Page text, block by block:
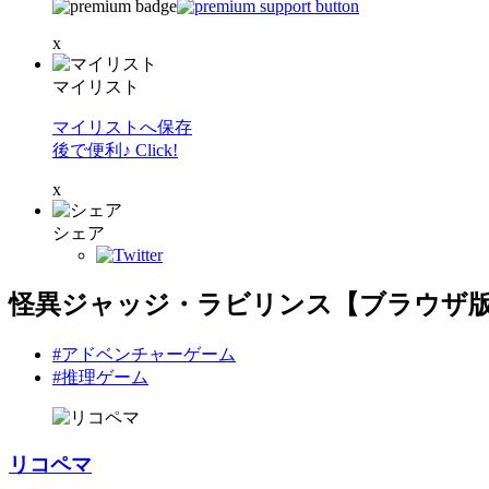
x
マイリスト
マイリストへ保存
後で便利♪ Click!
x
シェア
怪異ジャッジ・ラビリンス【ブラウザ
#アドベンチャーゲーム
#推理ゲーム
リコペマ